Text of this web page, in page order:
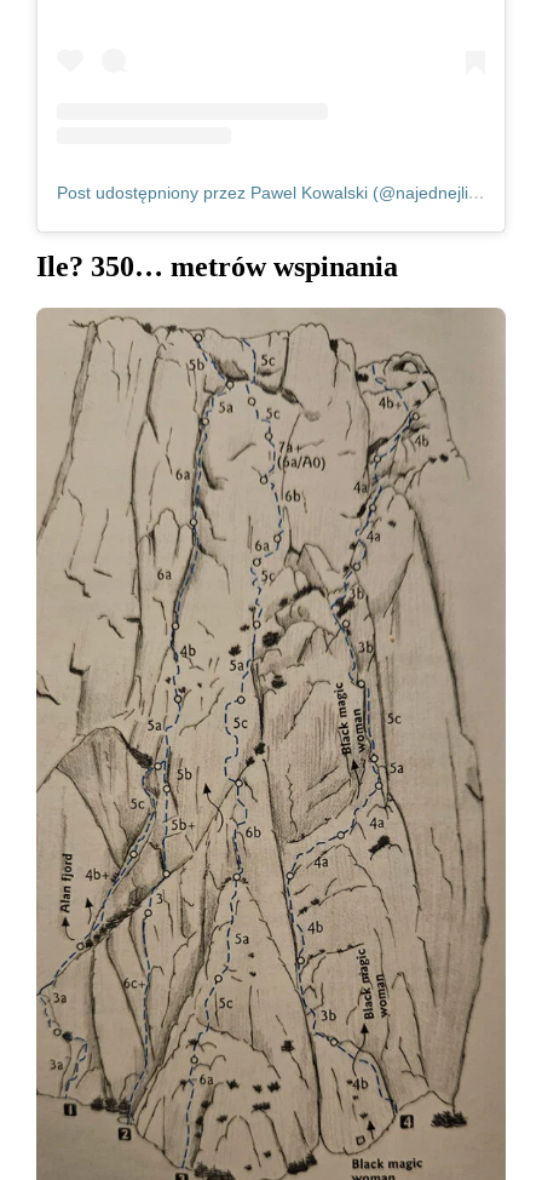
Post udostępniony przez Pawel Kowalski (@najednejlinie)
Ile? 350… metrówwspinania